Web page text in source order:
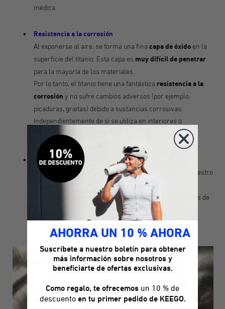
médica.
Resistencia a la corrosión
Al exponerse al aire, se forma una fina capa de óxidoen la
superficie del titanio. Esta capa es muy difícil de penetrar
para la mayoría de los materiales.
Por lo tanto, el titanio tiene una fantástica resistencia a la
corrosión y no sufre cambios adversos (por ejemplo,
picaduras, grietas) debido a sustancias corrosivas.
Independientemente de si se utiliza en interiores o
exteriores, dura muchos años.
Resistencia
El titanio
uno de los metales más resistentes
de nuestro
planeta. También tiene lamayor relación
resistencia/densidad detodos los elementos metálicos de
AHORRA UN 10 % AHORA
Suscríbete a nuestro boletín para obtener
más información sobre nosotros y
beneficiarte de ofertas exclusivas.
Como regalo, te ofrecemos un 10 % de
descuentoen tu primer pedido de KEEGO.